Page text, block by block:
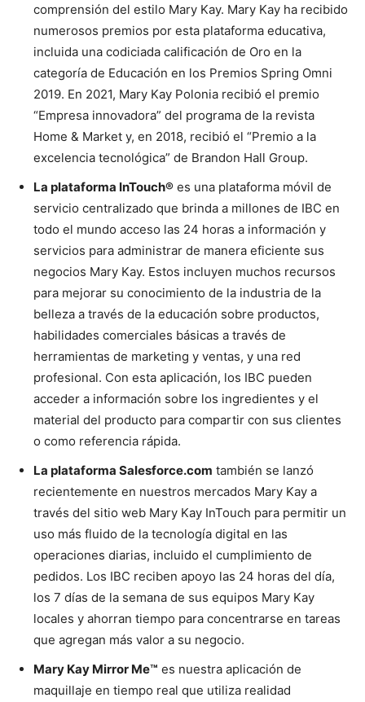
comprensión del estilo Mary Kay. Mary Kay ha recibido
numerosos premios por esta plataforma educativa,
incluida una codiciada calificación de Oro en la
categoría de Educación en los Premios Spring Omni
2019. En 2021, Mary Kay Polonia recibió el premio
“Empresa innovadora” del programa de la revista
Home & Market y, en 2018, recibió el “Premio a la
excelencia tecnológica” de Brandon Hall Group.
La plataforma InTouch® es una plataforma móvil de
servicio centralizado que brinda a millones de IBC en
todo el mundo acceso las 24 horas a información y
servicios para administrar de manera eficiente sus
negocios Mary Kay. Estos incluyen muchos recursos
para mejorar su conocimiento de la industria de la
belleza a través de la educación sobre productos,
habilidades comerciales básicas a través de
herramientas de marketing y ventas, y una red
profesional. Con esta aplicación, los IBC pueden
acceder a información sobre los ingredientes y el
material del producto para compartir con sus clientes
o como referencia rápida.
La plataforma Salesforce.com también se lanzó
recientemente en nuestros mercados Mary Kay a
través del sitio web Mary Kay InTouch para permitir un
uso más fluido de la tecnología digital en las
operaciones diarias, incluido el cumplimiento de
pedidos. Los IBC reciben apoyo las 24 horas del día,
los 7 días de la semana de sus equipos Mary Kay
locales y ahorran tiempo para concentrarse en tareas
que agregan más valor a su negocio.
Mary Kay Mirror Me™ es nuestra aplicación de
maquillaje en tiempo real que utiliza realidad